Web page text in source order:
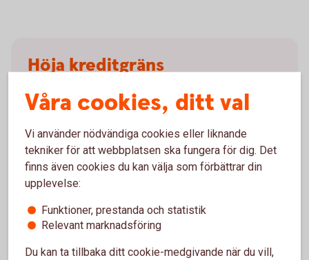
Höja kreditgräns
Vill du höja kreditgränsen för ditt kort gör du det
genom att skicka in en ansökan. Fyll i
ansökningsblanketten nedan och skicka in den via
post eller genom att mejla den till
business.card@entercard.com .
Är du ensam firmatecknare kan du även ansöka
digitalt genom Entercards ansökningsformulär.
Våra cookies, ditt val
Vi använder nödvändiga cookies eller liknande
tekniker för att webbplatsen ska fungera för dig. Det
finns även cookies du kan välja som förbättrar din
upplevelse:
Funktioner, prestanda och statistik
Relevant marknadsföring
Du kan ta tillbaka ditt cookie-medgivande när du vill,